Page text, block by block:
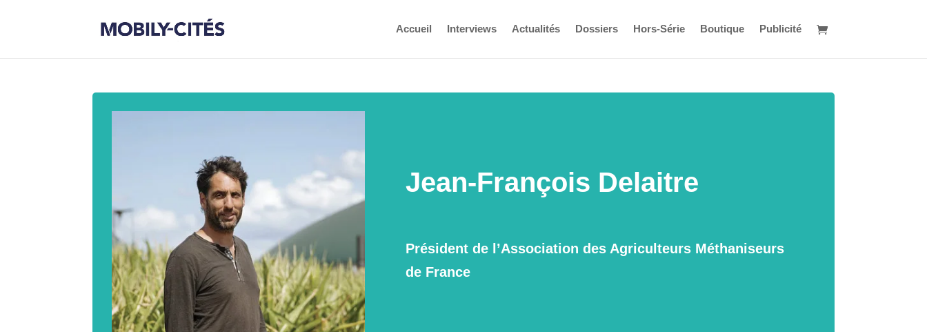
Accueil Interviews Actualités Dossiers Hors-Série Boutique Publicité
Jean-François Delaitre
Président de l’Association des Agriculteurs Méthaniseurs
de France